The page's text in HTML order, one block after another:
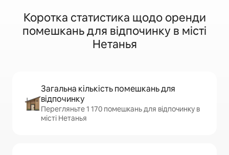
Коротка статистика щодо оренди
помешкань для відпочинку в місті
Нетанья
Загальна кількість помешкань для
відпочинку
Перегляньте 1 170 помешкань для відпочинку в
місті Нетанья